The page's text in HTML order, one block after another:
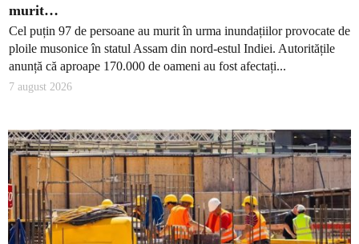
murit…
Cel puțin 97 de persoane au murit în urma inundațiilor provocate de
ploile musonice în statul Assam din nord-estul Indiei. Autoritățile
anunță că aproape 170.000 de oameni au fost afectați...
7 august 2026